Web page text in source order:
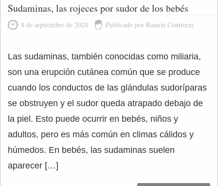
Sudaminas, las rojeces por sudor de los bebés
8 de septiembre de 2024 Publicado por Ramón Contreras
Las sudaminas, también conocidas como miliaria,
son una erupción cutánea común que se produce
cuando los conductos de las glándulas sudoríparas
se obstruyen y el sudor queda atrapado debajo de
la piel. Esto puede ocurrir en bebés, niños y
adultos, pero es más común en climas cálidos y
húmedos. En bebés, las sudaminas suelen
aparecer […]